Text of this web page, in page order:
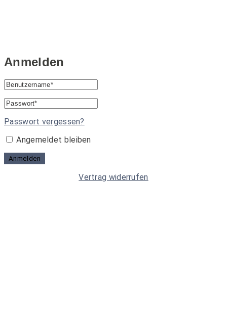
Anmelden
Passwort vergessen?
Angemeldet bleiben
Anmelden
Vertrag widerrufen